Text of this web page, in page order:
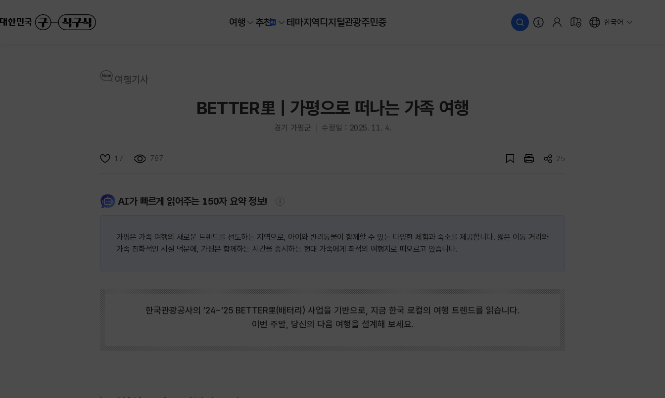
여행 추천 테마지역디지털관광주민증 한국어
여행기사
BETTER里ㅣ가평으로 떠나는 가족 여행
경기 가평군 수정일 : 2025. 11. 4.
17 787 25
AI가 빠르게 읽어주는 150자 요약 정보!
가평은 가족 여행의 새로운 트렌드를 선도하는 지역으로, 아이와 반려동물이 함께할 수 있는 다양한 체험과 숙소를 제공합니다. 짧은 이동 거리와
가족 친화적인 시설 덕분에, 가평은 함께하는 시간을 중시하는 현대 가족에게 최적의 여행지로 떠오르고 있습니다.
한국관광공사의 ’24~’25 BETTER里(배터리) 사업을 기반으로, 지금 한국 로컬의 여행 트렌드를 읽습니다.
이번 주말, 당신의 다음 여행을 설계해 보세요.